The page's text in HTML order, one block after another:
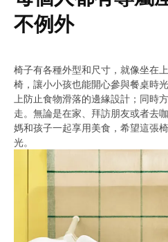
不例外
椅子有各種外型和尺寸，就像坐在
椅，讓小小孩也能開心參與餐桌時
上防止食物滑落的邊緣設計；同時
走。無論是在家、拜訪朋友或者去
媽和孩子一起享用美食，希望這張
光。